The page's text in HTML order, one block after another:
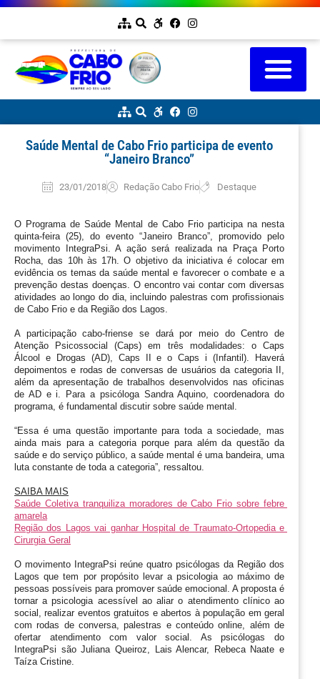
Saúde Mental de Cabo Frio participa de evento
“Janeiro Branco”
23/01/2018 Redação Cabo Frio Destaque
O Programa de Saúde Mental de Cabo Frio participa na nesta
quinta-feira (25), do evento “Janeiro Branco”, promovido pelo
movimento IntegraPsi. A ação será realizada na Praça Porto
Rocha, das 10h às 17h. O objetivo da iniciativa é colocar em
evidência os temas da saúde mental e favorecer o combate e a
prevenção destas doenças. O encontro vai contar com diversas
atividades ao longo do dia, incluindo palestras com profissionais
de Cabo Frio e da Região dos Lagos.
A participação cabo-friense se dará por meio do Centro de
Atenção Psicossocial (Caps) em três modalidades: o Caps
Álcool e Drogas (AD), Caps II e o Caps i (Infantil). Haverá
depoimentos e rodas de conversas de usuários da categoria II,
além da apresentação de trabalhos desenvolvidos nas oficinas
de AD e i. Para a psicóloga Sandra Aquino, coordenadora do
programa, é fundamental discutir sobre saúde mental.
“Essa é uma questão importante para toda a sociedade, mas
ainda mais para a categoria porque para além da questão da
saúde e do serviço público, a saúde mental é uma bandeira, uma
luta constante de toda a categoria”, ressaltou.
SAIBA MAIS
Saúde Coletiva tranquiliza moradores de Cabo Frio sobre febre
amarela
Região dos Lagos vai ganhar Hospital de Traumato-Ortopedia e
Cirurgia Geral
O movimento IntegraPsi reúne quatro psicólogas da Região dos
Lagos que tem por propósito levar a psicologia ao máximo de
pessoas possíveis para promover saúde emocional. A proposta é
tornar a psicologia acessível ao aliar o atendimento clínico ao
social, realizar eventos gratuitos e abertos à população em geral
com rodas de conversa, palestras e conteúdo online, além de
ofertar atendimento com valor social. As psicólogas do
IntegraPsi são Juliana Queiroz, Lais Alencar, Rebeca Naate e
Taíza Cristine.